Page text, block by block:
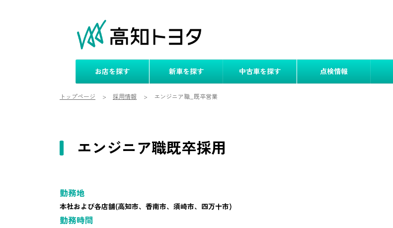
お店を探す 新車を探す 中古車を探す 点検情報
トップページ 採用情報 エンジニア職_既卒営業
エンジニア職既卒採用
勤務地
本社および各店舗(高知市、香南市、須崎市、四万十市)
勤務時間